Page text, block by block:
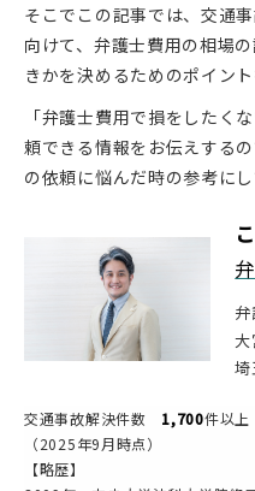
そこでこの記事では、交通
向けて、弁護士費用の相場
きかを決めるためのポイント
「弁護士費用で損をしたく
頼できる情報をお伝えする
の依頼に悩んだ時の参考にし
大
交通事故解決件数 1,700件以上
（2025年9月時点）
【略歴】